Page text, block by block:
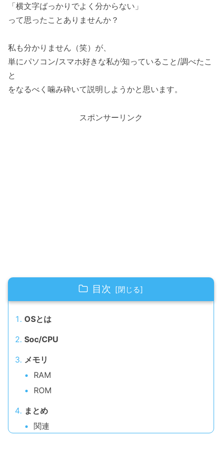
「横文字ばっかりでよく分からない」
って思ったことありませんか？
私も分かりません（笑）が、
単にパソコン/スマホ好きな私が知っていること/調べたこ
と
をなるべく噛み砕いて説明しようかと思います。
スポンサーリンク
目次
OSとは
Soc/CPU
メモリ
RAM
ROM
まとめ
関連